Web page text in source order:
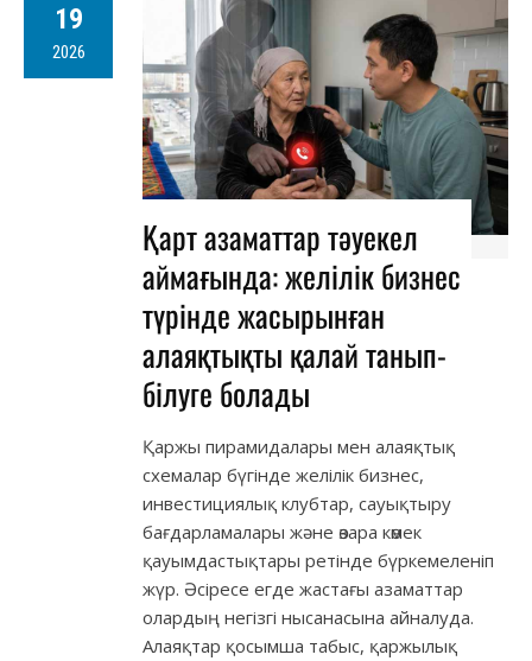
19
2026
Қарт азаматтар тәуекел
аймағында: желілік бизнес
түрінде жасырынған
алаяқтықты қалай танып-
білуге болады
Қаржы пирамидалары мен алаяқтық
схемалар бүгінде желілік бизнес,
инвестициялық клубтар, сауықтыру
бағдарламалары және өзара көмек
қауымдастықтары ретінде бүркемеленіп
жүр. Әсіресе егде жастағы азаматтар
олардың негізгі нысанасына айналуда.
Алаяқтар қосымша табыс, қаржылық